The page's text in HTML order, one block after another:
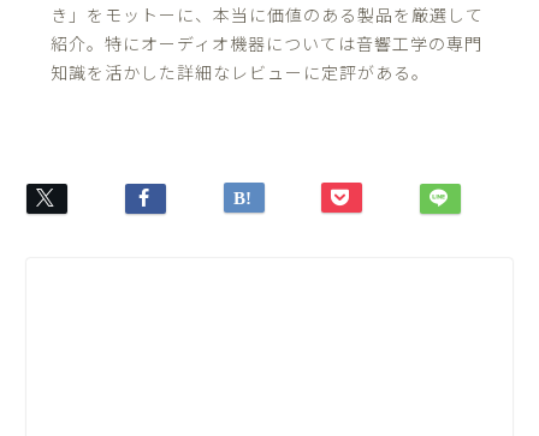
き」をモットーに、本当に価値のある製品を厳選して
紹介。特にオーディオ機器については音響工学の専門
知識を活かした詳細なレビューに定評がある。